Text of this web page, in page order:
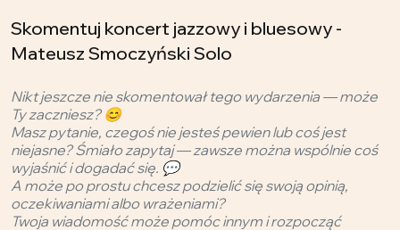
Skomentuj koncert jazzowy i bluesowy -
Mateusz Smoczyński Solo
Nikt jeszcze nie skomentował tego wydarzenia — może
Ty zaczniesz? 😊
Masz pytanie, czegoś nie jesteś pewien lub coś jest
niejasne? Śmiało zapytaj — zawsze można wspólnie coś
wyjaśnić i dogadać się. 💬
A może po prostu chcesz podzielić się swoją opinią,
oczekiwaniami albo wrażeniami?
Twoja wiadomość może pomóc innym i rozpocząć